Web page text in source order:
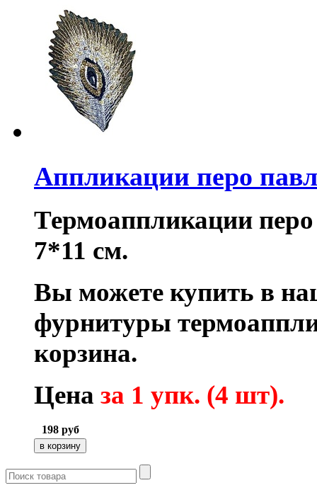
Аппликации перо
Термоаппликации
7*11 см.
Вы можете купить в
фурнитуры
корзина.
Цена за 1 упк. (4 шт).
198 руб